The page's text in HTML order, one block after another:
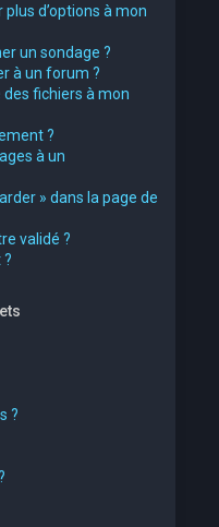
d’options à mon
un sondage ?
à un forum ?
des fichiers à mon
?
à un
» dans la page de
validé ?
?